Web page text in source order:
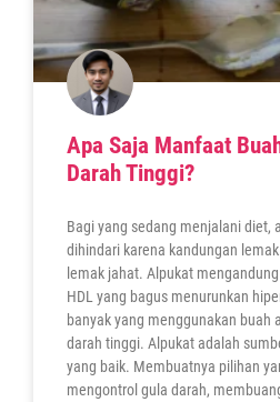
Apa Saja Manfaat
Darah Tinggi?
Bagi yang sedang menjalani diet,
dihindari karena kandungan
lemak jahat. Alpukat
HDL yang bagus menurunkan
banyak yang menggunakan buah
darah tinggi. Alpukat adalah
yang baik. Membuatnya pilihan
mengontrol gula darah,